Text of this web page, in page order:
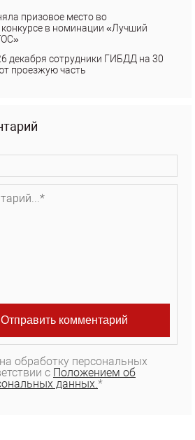
призовое место во
в номинации «Лучший
декабря сотрудники ГИБДД на 30
проезжую часть
обработку персональных
с Положением об
данных.*